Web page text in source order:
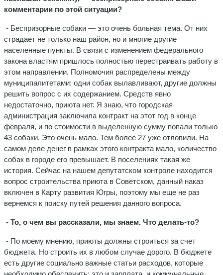
комментарии по этой ситуации?
- Беспризорные собаки — это очень больная тема. От них
страдает не только наш район, но и многие другие
населенные пункты. В связи с изменением федерального
закона властям пришлось полностью перестраивать работу в
этом направлении. Полномочия распределены между
муниципалитетами: одни собак вылавливают, другие должны
решить вопрос с их содержанием. Средств явно
недостаточно, приюта нет. Я знаю, что городская
администрация заключила контракт на этот год в конце
февраля, и по стоимости в выделенную сумму попали только
43 собаки. Это очень мало. Тем более 27 уже отловили. На
самом деле денег в рамках этого контракта мало, количество
собак в городе его превышает. В поселениях такая же
история. Сейчас на нашем депутатском контроле находится
вопрос строительства приюта в Советском, данный наказ
включен в Карту развития Югры, поэтому мы еще не раз
вернемся к поиску путей решения данного вопроса.
- То, о чем вы рассказали, мы знаем. Что делать-то?
- По моему мнению, приюты должны строиться за счет
бюджета. Но строить их в любом случае дорого. В бюджете
есть другие социально важные статьи расходов, которые